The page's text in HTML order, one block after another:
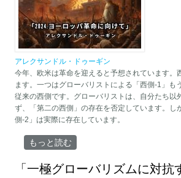
アレクサンドル・ドゥーギン
今年、欧米は革命を迎えると予想されています。
ます。一つはグローバリストによる「西側-1」も
従来の西側です。グローバリストは、自分たち以
ず、「第二の西側」の存在を否定しています。し
側-2」は実際に存在しています。
「2024.ヨーロッパ革命に向けて」 につ
もっと読む
「一極グローバリズムに対抗